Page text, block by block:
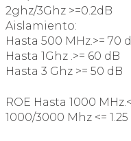
2ghz/3Ghz >=0.2dB
Aislamiento:
Hasta 500 MHz.>= 70
Hasta 1Ghz .>= 60 dB
Hasta 3 Ghz >= 50 dB
ROE Hasta 1000
1000/3000 Mhz <= 1.25